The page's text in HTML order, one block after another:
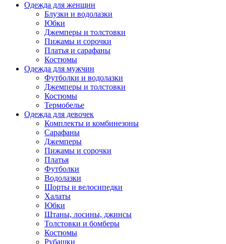
Одежда для женщин
Блузки и водолазки
Юбки
Джемперы и толстовки
Пижамы и сорочки
Платья и сарафаны
Костюмы
Одежда для мужчин
Футболки и водолазки
Джемперы и толстовки
Костюмы
Термобелье
Одежда для девочек
Комплекты и комбинезоны
Сарафаны
Джемперы
Пижамы и сорочки
Платья
Футболки
Водолазки
Шорты и велосипедки
Халаты
Юбки
Штаны, лосины, джинсы
Толстовки и бомберы
Костюмы
Рубашки